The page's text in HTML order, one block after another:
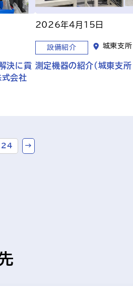
決に貢
会社
2026年4月15日
設備紹介 城東支所
測定機器の紹介（城東支所
24 →